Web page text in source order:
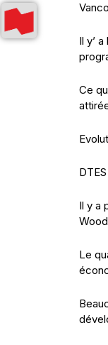
Il y’
Ce
Il y a
Le